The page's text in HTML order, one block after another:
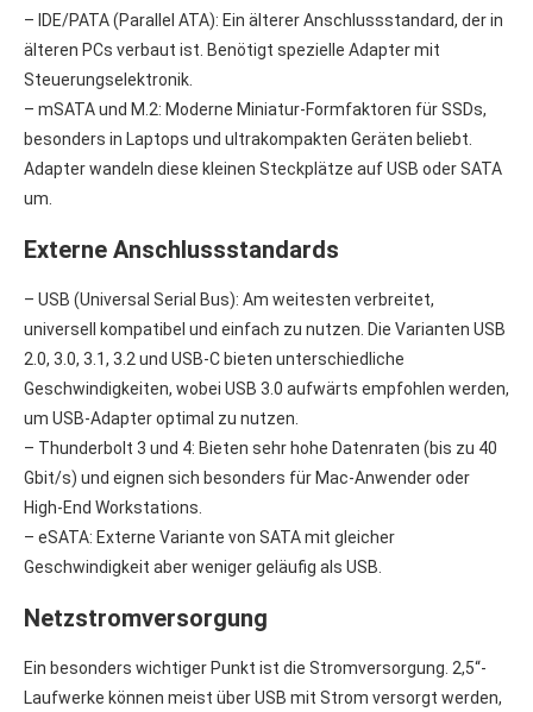
– IDE/PATA (Parallel ATA): Ein älterer Anschlussstandard, der in
älteren PCs verbaut ist. Benötigt spezielle Adapter mit
Steuerungselektronik.
– mSATA und M.2: Moderne Miniatur-Formfaktoren für SSDs,
besonders in Laptops und ultrakompakten Geräten beliebt.
Adapter wandeln diese kleinen Steckplätze auf USB oder SATA
um.
Externe Anschlussstandards
– USB (Universal Serial Bus): Am weitesten verbreitet,
universell kompatibel und einfach zu nutzen. Die Varianten USB
2.0, 3.0, 3.1, 3.2 und USB-C bieten unterschiedliche
Geschwindigkeiten, wobei USB 3.0 aufwärts empfohlen werden,
um USB-Adapter optimal zu nutzen.
– Thunderbolt 3 und 4: Bieten sehr hohe Datenraten (bis zu 40
Gbit/s) und eignen sich besonders für Mac-Anwender oder
High-End Workstations.
– eSATA: Externe Variante von SATA mit gleicher
Geschwindigkeit aber weniger geläufig als USB.
Netzstromversorgung
Ein besonders wichtiger Punkt ist die Stromversorgung. 2,5“-
Laufwerke können meist über USB mit Strom versorgt werden,